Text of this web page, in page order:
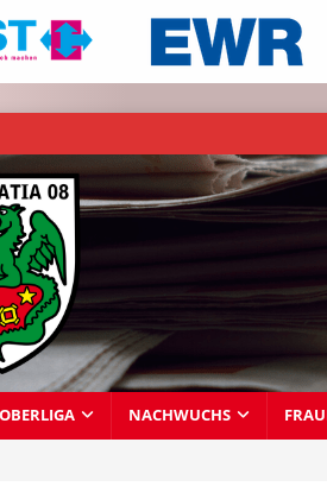
OBERLIGA NACHWUCHS